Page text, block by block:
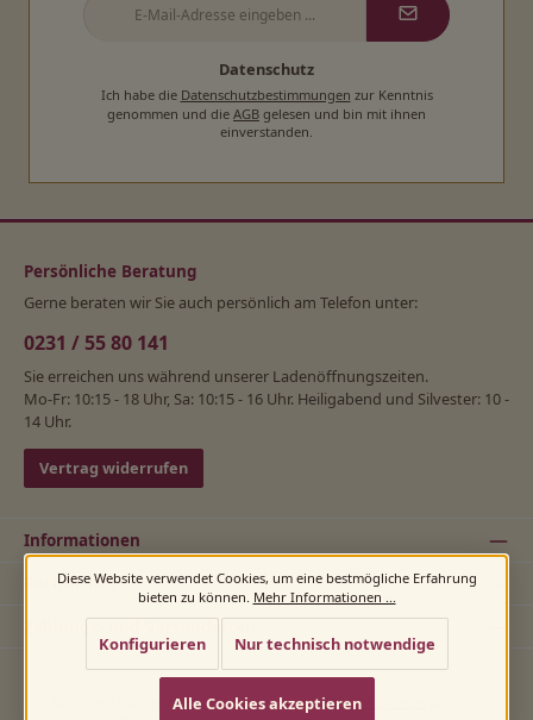
Persönliche Beratung
Gerne beraten wir Sie auch persönlich am Telefon unter:
0231 / 55 80 141
Sie erreichen uns während unserer Ladenöffnungszeiten.
Mo-Fr: 10:15 - 18 Uhr, Sa: 10:15 - 16 Uhr. Heiligabend und Silvester: 10 -
14 Uhr.
Vertrag widerrufen
Informationen
Rechtliches
Datenschutz
Ich habe die Datenschutzbestimmungen zur Kenntnis
genommen und die AGB gelesen und bin mit ihnen
einverstanden.
Alle Preise inkl. gesetzl. Mehrwertsteuer zzgl.Versandkosten
Diese Website verwendet Cookies, um eine bestmögliche Erfahrung
bieten zu können. Mehr Informationen ...
Nur technisch notwendige
Konfigurieren
Alle Cookies akzeptieren